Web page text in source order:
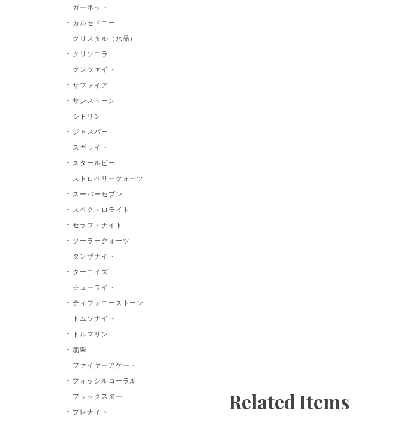
Related Items
ガーネット
カルセドニー
クリスタル（水晶）
クリソコラ
クンツァイト
サファイア
サンストーン
シトリン
ジャスパー
スギライト
スタールビー
ストロベリークォーツ
スーパーセブン
スペクトロライト
セラフィナイト
ソーラークォーツ
タンザナイト
ターコイズ
チューライト
ティファニーストーン
トムソナイト
トルマリン
翡翠
ファイヤーアゲート
フォッシルコーラル
ブラックスター
プレナイト